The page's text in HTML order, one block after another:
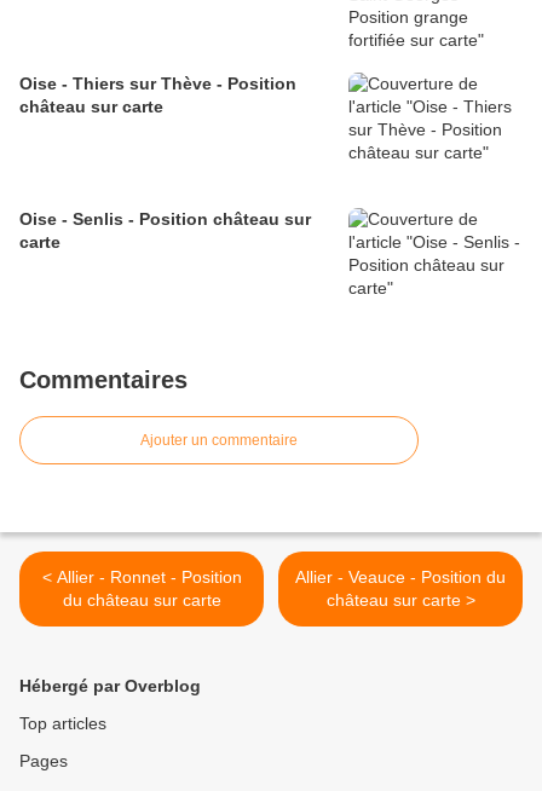
Oise - Thiers sur Thève - Position
château sur carte
Oise - Senlis - Position château sur
carte
Commentaires
Ajouter un commentaire
< Allier - Ronnet - Position
du château sur carte
Allier - Veauce - Position du
château sur carte >
Hébergé par Overblog
Top articles
Pages